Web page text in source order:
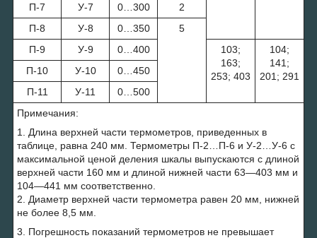
П-7
У-7 0…300
2
П-8
У-8 0…350
5
П-9
У-9 0…400
103;
163;
253; 403
104;
141;
201; 291
П-10 У-10
0…450
П-11
У-11
0…500
Примечания:
1. Длина верхней части термометров, приведенных в
таблице, равна 240 мм. Термометры П-2…П-6 и У-2…У-6 с
максимальной ценой деления шкалы выпускаются с длиной
верхней части 160 мм и длиной нижней части 63—403 мм и
104—441 мм соответственно.
2. Диаметр верхней части термометра равен 20 мм, нижней
не более 8,5 мм.
3. Погрешность показаний термометров не превышает